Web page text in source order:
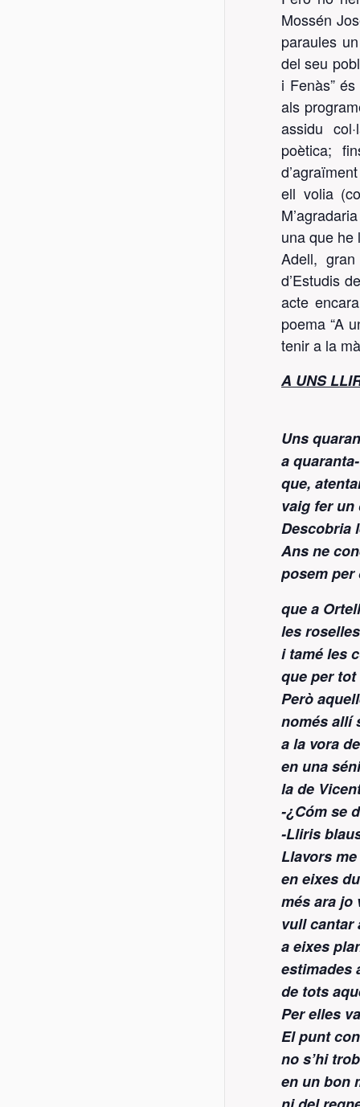
Mossén
paraules
del seu
i Fenàs”
als
assidu
poètica;
ell volia
una que he
Adell,
d’Estudis
acte
poema “A
tenir a la
A UNS
Uns
a
que,
vaig fer
Descobria
Ans ne
posem
que a
les
i tamé les
que per tot
Però
només allí
a la vora
en una
la de
-¿Cóm se
-Lliris
Llavors
en eixes
més ara jo
vull cantar
a eixes
estimades
de tots
Per elles
El punt
no s’hi
en un bon